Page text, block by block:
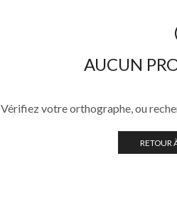
AUCUN
Vérifiez votre orthographe, ou
RETOUR